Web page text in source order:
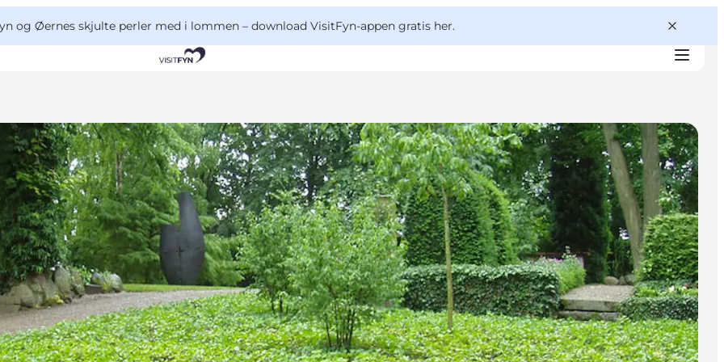
og Øernes skjulte perler med i lommen – download VisitFyn-appen gratis her.